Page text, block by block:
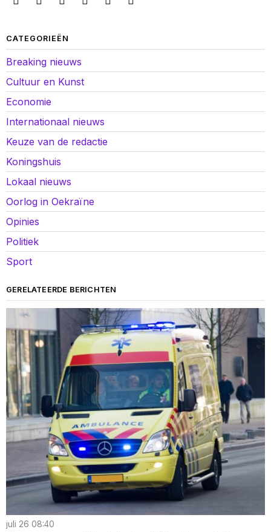
CATEGORIEËN
Breaking nieuws
Cultuur en Kunst
Economie
Internationaal nieuws
Keuze van de redactie
Koningshuis
Lokaal nieuws
Oorlog in Oekraïne
Opinies
Politiek
Sport
GERELATEERDE BERICHTEN
juli 26 08:40